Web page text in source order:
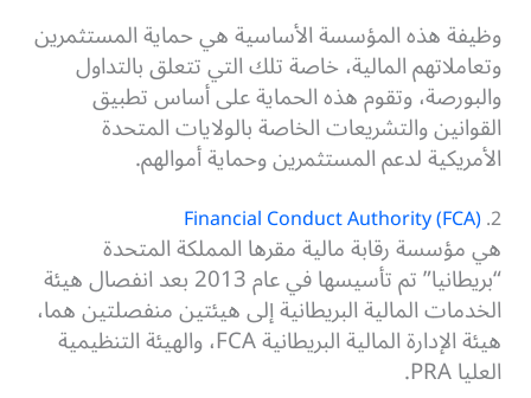
وظيفة هذه المؤسسة الأساسية هي حماية المستثمرين
وتعاملاتهم المالية، خاصة تلك التي تتعلق بالتداول
والبورصة، وتقوم هذه الحماية على أساس تطبيق
القوانين والتشريعات الخاصة بالولايات المتحدة
الأمريكية لدعم المستثمرين وحماية أموالهم.
2.
(Financial Conduct Authority (FCA
هي مؤسسة رقابة مالية مقرها المملكة المتحدة
“بريطانيا” تم تأسيسها في عام 2013 بعد انفصال هيئة
الخدمات المالية البريطانية إلى هيئتين منفصلتين هما،
هيئة الإدارة المالية البريطانية FCA، والهيئة التنظيمية
العليا PRA.